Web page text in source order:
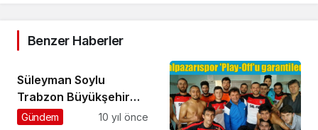
Benzer Haberler
Süleyman Soylu
Trabzon Büyükşehir
Belediyesi İftarına
Gündem 10 yıl önce